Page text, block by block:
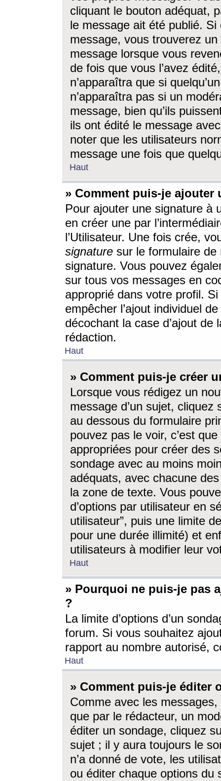
cliquant le bouton adéquat,
le message ait été publié. Si
message, vous trouverez
message lorsque vous
de fois que vous l’avez
n’apparaîtra que si
n’apparaîtra pas si un
message, bien qu’ils
ils ont édité le message
noter que les utilisateurs
message une fois que
Haut
» Comment puis-je ajouter
Pour ajouter une signature à
en créer une par
l’Utilisateur. Une fois crée,
signature sur le formulaire de
signature. Vous pouvez
sur tous vos messages en
approprié dans votre profil.
empêcher l’ajout individuel
décochant la case d’ajout
rédaction.
Haut
» Comment puis-je créer
Lorsque vous rédigez un
message d’un sujet, cliquez
au dessous du formulaire
pouvez pas le voir, c’est
appropriées pour créer des
sondage avec au moins
adéquats, avec chacune
la zone de texte. Vous
d’options par utilisateur en
utilisateur”, puis une limite
pour une durée illimité) et
utilisateurs à modifier leur
Haut
» Pourquoi ne puis-je pas
?
La limite d’options d’un
forum. Si vous souhaitez
rapport au nombre autorisé,
Haut
» Comment puis-je éditer
Comme avec les
que par le rédacteur, un
éditer un sondage, cliquez
sujet ; il y aura toujours le
n’a donné de vote, les
ou éditer chaque options du